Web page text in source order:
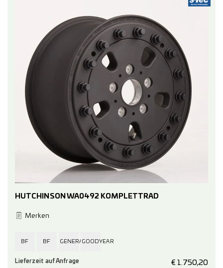
HUTCHINSON WA0492 KOMPLETTRAD
Merken
BF
GOODRICH
BF
GOODRICH
GENERAL
GRABBER
GOODYEAR
€ 1.750,20
Lieferzeit auf Anfrage